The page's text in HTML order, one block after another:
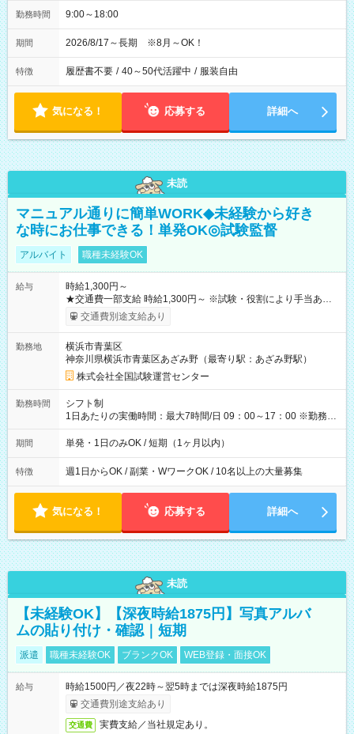
勤務時間 9:00～18:00
期間 2026/8/17～長期 ※8月～OK！
特徴 履歴書不要 / 40～50代活躍中 / 服装自由
気になる！ 応募する 詳細へ
未読
マニュアル通りに簡単WORK◆未経験から好き
な時にお仕事できる！単発OK◎試験監督
アルバイト 職種未経験OK
給与
時給1,300円～
★交通費一部支給 時給1,300円～ ※試験・役割により手当あり
※勤務回数により昇給あり 【即給（前払い）オプションあ
り！】 希望される場合、勤務から1週間ほどで給与の一部を受け
例】 ・河合塾模擬試験 8:30～17:30（休憩1時間） 時給1,300円
×8時間＝日収10,400円＋交通費 ※当日の役割により時給＋100
円の場合あり ・国家試験 7:00～13:30（休憩なし） 時給1,300
円（役割手当＋100円）×6時間＝日収8,400円＋交通費 【試用期
間】試用期間なし
交通費別途支給あり
勤務地
横浜市青葉区
神奈川県横浜市青葉区あざみ野（最寄り駅：あざみ野駅）
株式会社全国試験運営センター
勤務時間
シフト制
1日あたりの実働時間：最大7時間/日 09：00～17：00 ※勤務時
間は 試験により異なります。
期間 単発・1日のみOK / 短期（1ヶ月以内）
特徴 週1日からOK / 副業・WワークOK / 10名以上の大量募集
気になる！ 応募する 詳細へ
未読
【未経験OK】【深夜時給1875円】写真アルバ
ムの貼り付け・確認｜短期
派遣 職種未経験OK ブランクOK WEB登録・面接OK
給与
時給1500円／夜22時～翌5時までは深夜時給1875円
交通費別途支給あり
交通費 実費支給／当社規定あり。